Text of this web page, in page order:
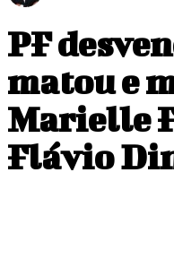
PF
matou e
Marielle
Flávio